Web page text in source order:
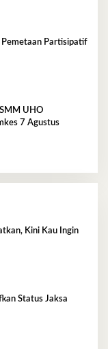
Pemetaan Partisipatif
UHO
7 Agustus
Kini Kau Ingin
Status Jaksa